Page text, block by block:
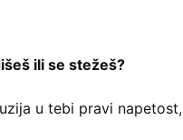
ili se stežeš?
u tebi pravi napetost,